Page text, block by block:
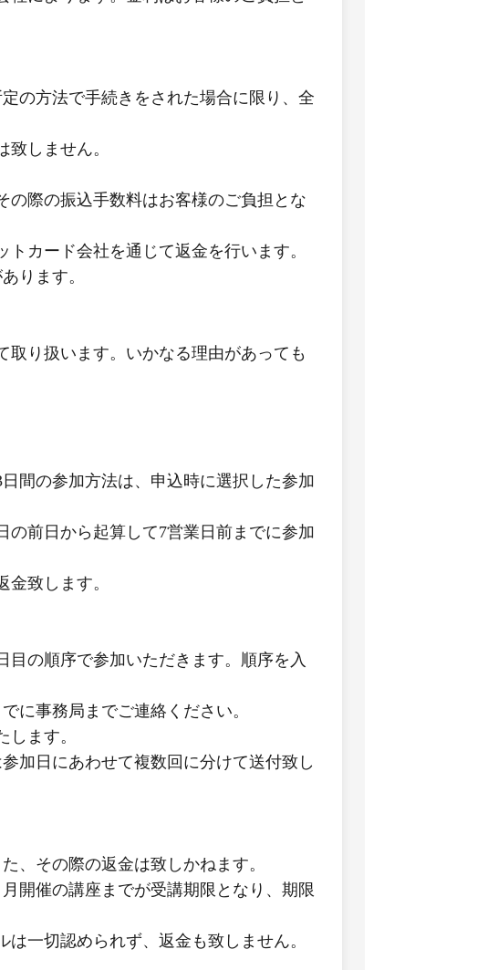
の方法で手続きをされた場合に限り、全
しません。
の際の振込手数料はお客様のご負担とな
カード会社を通じて返金を行います。
ります。
取り扱います。いかなる理由があっても
間の参加方法は、申込時に選択した参加
前日から起算して7営業日前までに参加
致します。
目の順序で参加いただきます。順序を入
に事務局までご連絡ください。
ます。
加日にあわせて複数回に分けて送付致し
、その際の返金は致しかねます。
開催の講座までが受講期限となり、期限
一切認められず、返金も致しません。